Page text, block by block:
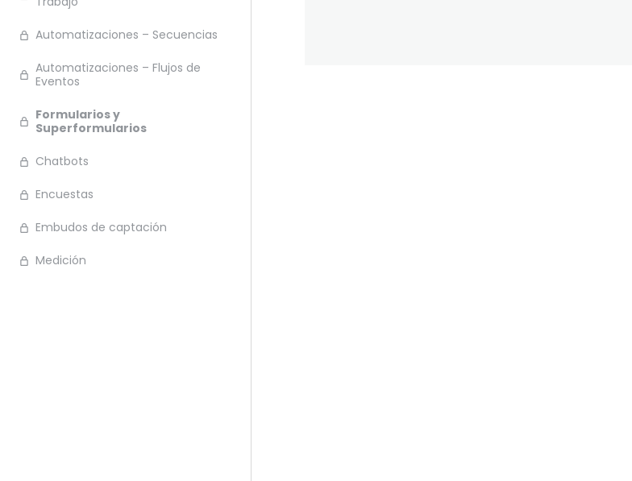
Automatizaciones – Secuencias
Automatizaciones – Flujos de
Eventos
Formularios y
Superformularios
Chatbots
Encuestas
Embudos de captación
Medición